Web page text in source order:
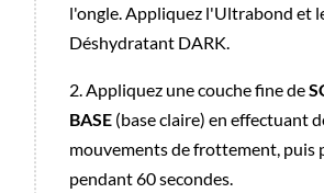
l'ongle. Appliquez l'Ultrabond et
Déshydratant DARK.
2. Appliquez une couche fine de
BASE (base claire) en effectuant
mouvements de frottement, puis
pendant 60 secondes.